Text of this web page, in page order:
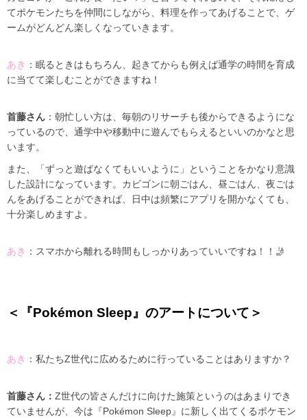
てポケモンたちを仲間にしながら、料理を作ってあげることで、ゲ
ームがどんどん楽しくなっていきます。
あき ：眠るときはもちろん、起きてからも例えば通学の時間を育成
に当てて楽しむことができますね！
首藤さん ：朝忙しい方は、毎朝のリサーチも後からできるようにな
っているので、通学中や移動中に遊んでもらえるといいのかなと思
います。
また、「ずっと遊ばなくてもいいように」ということをかなり意識
した設計になっています。カビゴンに朝ごはん、昼ごはん、夜ごは
んをあげることができれば、日中は頻繁にアプリを開かなくても、
十分楽しめますよ。
あき ：スマホから離れる時間もしっかりあっていいですね！！🤳
＜『Pokémon Sleep』のアートについて＞
あき ：私たちZ世代に広めるために行っていることはありますか？
首藤さん： Z世代の皆さんだけに向けた施策というのはあまりでき
ていませんが、今は『Pokémon Sleep』に新しく出てくるポケモン